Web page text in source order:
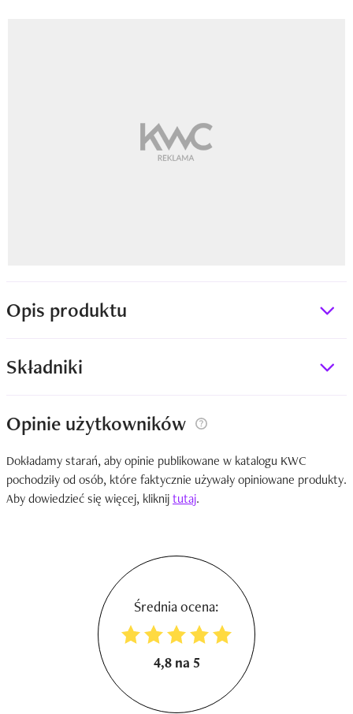
Opis produktu
Składniki
Opinie użytkowników
Dokładamy starań, aby opinie publikowane w katalogu KWC
pochodziły od osób, które faktycznie używały opiniowane produkty.
Aby dowiedzieć się więcej, kliknijtutaj.
Średnia ocena:
4,8 na 5